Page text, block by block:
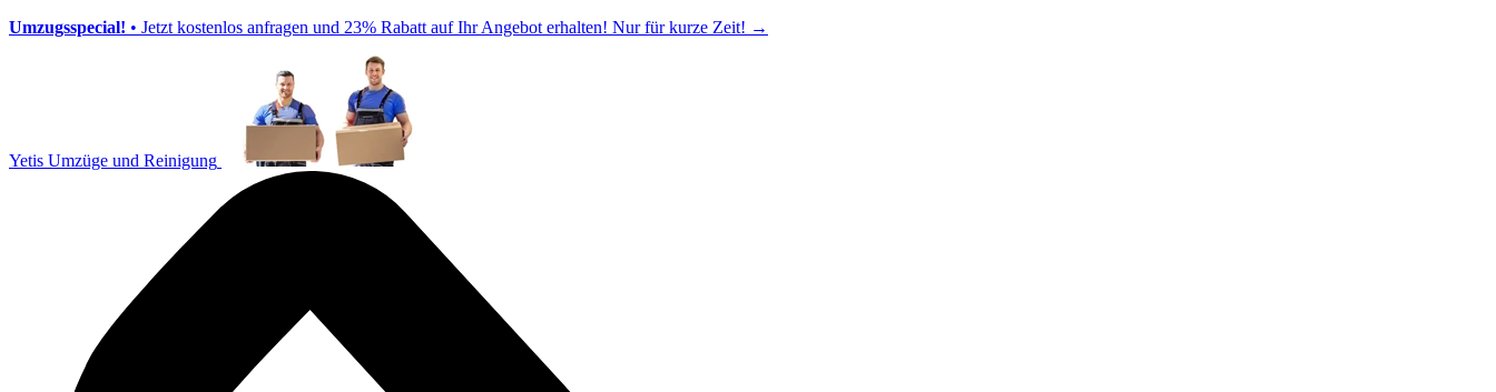
Umzugsspecial! • Jetzt kostenlos anfragen und 23% Rabatt auf Ihr Angebot erhalten! Nur für kurze Zeit! →
Yetis Umzüge und Reinigung